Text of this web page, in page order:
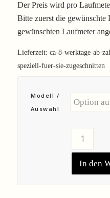
Der Preis wird pro
Bitte zuerst die gewünschte
gewünschten Laufmeter
Lieferzeit: ca-8-werktage-ab-
speziell-fuer-sie-zugeschnitten
Modell /
Auswahl
In den